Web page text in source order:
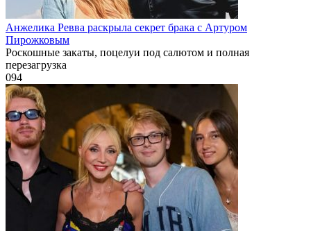
Анжелика Ревва раскрыла секрет брака с Артуром
Пирожковым
Роскошные закаты, поцелуи под салютом и полная
перезагрузка
094